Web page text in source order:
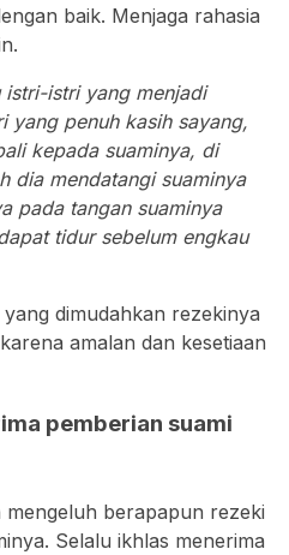
baik. Menjaga rahasia
istri-istri yang menjadi
yang penuh kasih sayang,
kepada suaminya, di
dia mendatangi suaminya
pada tangan suaminya
tidur sebelum engkau
dimudahkan rezekinya
amalan dan kesetiaan
pemberian suami
berapapun rezeki
Selalu ikhlas menerima